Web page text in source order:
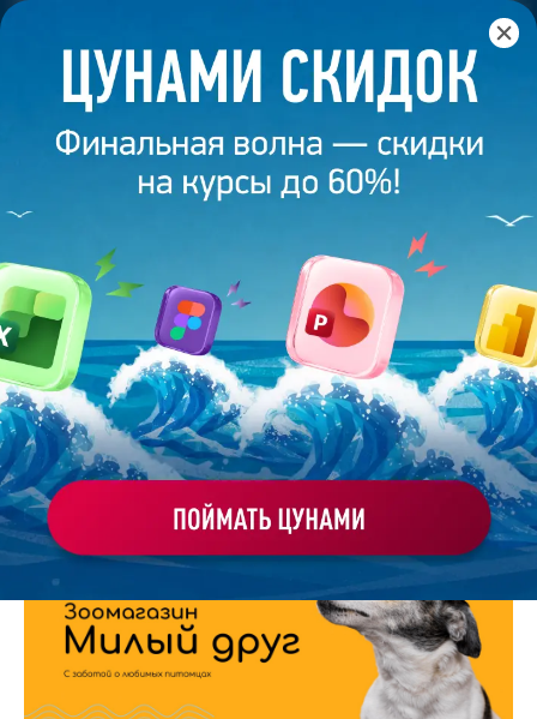
Главная /Банк слайдов / Презентация 81 – Гаврилова
ПРЕЗЕНТАЦИЯ 81 - ГАВРИЛОВА
НАТАЛЬЯ
Моё избранное
Работа
студента
ХОЧУ ЗАКАЗАТЬ ТАКУЮ ПРЕЗЕНТАЦИЮ